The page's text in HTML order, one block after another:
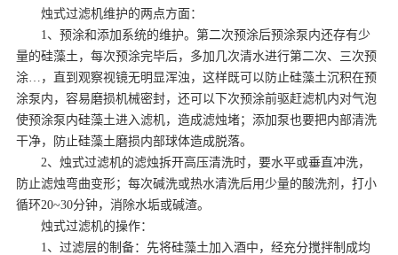
烛式过滤机维护的两点方面：
1、预涂和添加系统的维护。第二次预涂后预涂泵内还存有少
量的硅藻土，每次预涂完毕后，多加几次清水进行第二次、三次预
涂…，直到观察视镜无明显浑浊，这样既可以防止硅藻土沉积在预
涂泵内，容易磨损机械密封，还可以下次预涂前驱赶滤机内对气泡
使预涂泵内硅藻土进入滤机，造成滤烛堵；添加泵也要把内部清洗
干净，防止硅藻土磨损内部球体造成脱落。
2、烛式过滤机的滤烛拆开高压清洗时，要水平或垂直冲洗，
防止滤烛弯曲变形；每次碱洗或热水清洗后用少量的酸洗剂，打小
循环20~30分钟，消除水垢或碱渣。
烛式过滤机的操作：
1、过滤层的制备：先将硅藻土加入酒中，经充分搅拌制成均